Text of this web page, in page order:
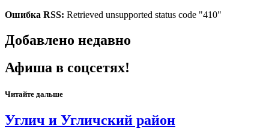
Ошибка RSS: Retrieved unsupported status code "410"
Добавлено недавно
Афиша в соцсетях!
Читайте дальше
Углич и Угличский район